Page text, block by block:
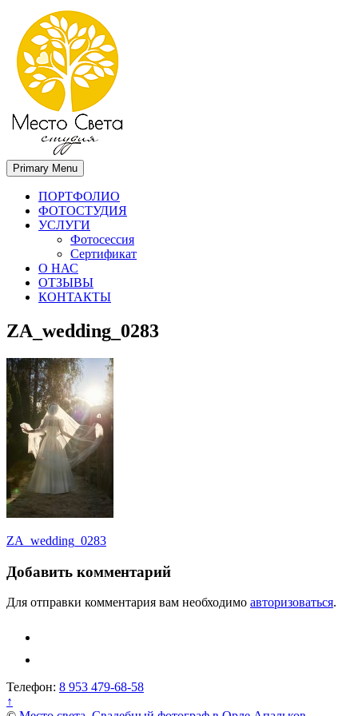
Место света. Свадебный фотограф в Орле Апальков Вячеслав
Свадебный фотограф в Орле
Primary Menu
ПОРТФОЛИО
ФОТОСТУДИЯ
УСЛУГИ
Фотосессия
Сертификат
О НАС
ОТЗЫВЫ
КОНТАКТЫ
ZA_wedding_0283
Навигация
по
записям
ZA_wedding_0283
Добавить комментарий
Для отправки комментария вам необходимо авторизоваться.
Телефон: 8 953 479-68-58
↑